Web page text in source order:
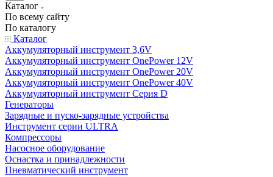
Каталог
По всему сайту
По каталогу
Каталог
Аккумуляторный инструмент 3,6V
Аккумуляторный инструмент OnePower 12V
Аккумуляторный инструмент OnePower 20V
Аккумуляторный инструмент OnePower 40V
Аккумуляторный инструмент Серия D
Генераторы
Зарядные и пуско-зарядные устройства
Инструмент серии ULTRA
Компрессоры
Насосное оборудование
Оснастка и принадлежности
Пневматический инструмент